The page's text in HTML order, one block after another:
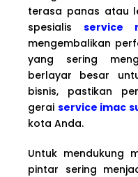
terasa panas atau
spesialis service
mengembalikan
yang sering
berlayar besar
bisnis, pastikan
gerai service imac
kota Anda.
Untuk mendukung
pintar sering